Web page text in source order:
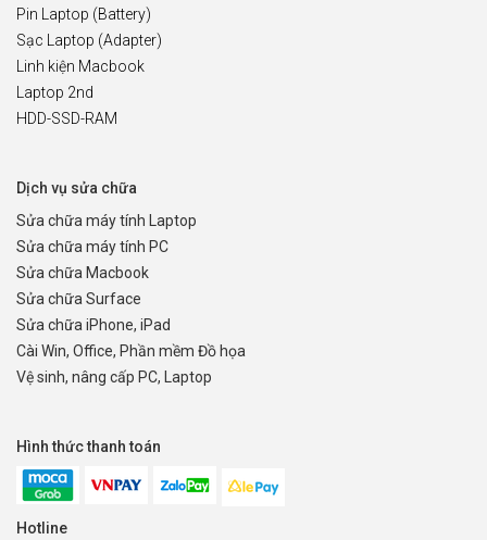
Pin Laptop (Battery)
Sạc Laptop (Adapter)
Linh kiện Macbook
Laptop 2nd
HDD-SSD-RAM
Dịch vụ sửa chữa
Sửa chữa máy tính Laptop
Sửa chữa máy tính PC
Sửa chữa Macbook
Sửa chữa Surface
Sửa chữa iPhone, iPad
Cài Win, Office, Phần mềm Đồ họa
Vệ sinh, nâng cấp PC, Laptop
Hình thức thanh toán
Hotline